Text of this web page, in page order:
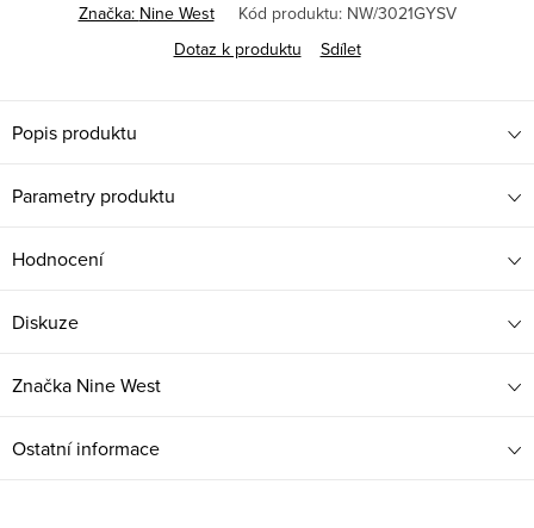
Značka: Nine West Kód produktu: NW/3021GYSV
Dotaz k produktu
Sdílet
Popis produktu
Parametry produktu
Hodnocení
Diskuze
Značka Nine West
Ostatní informace